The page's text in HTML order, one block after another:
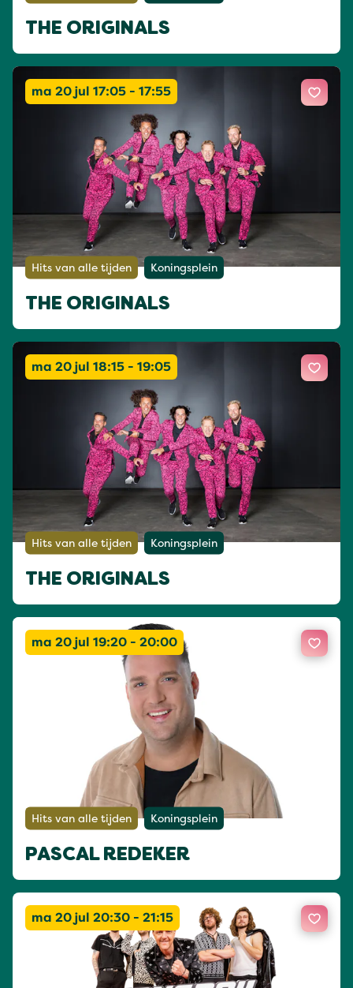
THE ORIGINALS
ma 20 jul 17:05 - 17:55
Hits van alle tijden Koningsplein
THE ORIGINALS
ma 20 jul 18:15 - 19:05
Hits van alle tijden Koningsplein
THE ORIGINALS
ma 20 jul 19:20 - 20:00
Hits van alle tijden Koningsplein
PASCAL REDEKER
ma 20 jul 20:30 - 21:15